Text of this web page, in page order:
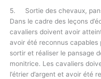
5. Sortie des chevaux,
Dans le cadre des leçons
cavaliers doivent avoir
avoir été reconnus
sortir et réaliser le pansage
monitrice. Les cavaliers
l’étrier d’argent et avoir été